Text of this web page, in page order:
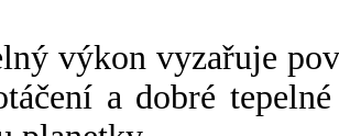
výkon vyzařuje
a dobré